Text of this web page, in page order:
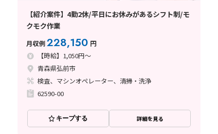
【紹介案件】4勤2休/平日にお休みがあるシフト制/モ
クモク作業
月収例228,150 円
【時給】1,050円～
青森県弘前市
検査、マシンオペレーター、清掃・洗浄
62590-00
キープする 詳細を見る